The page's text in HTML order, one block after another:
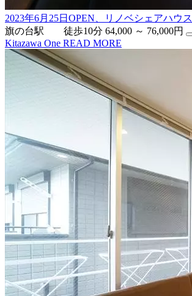
2023年6月25日OPEN、リノベシェアハウス
旗の台駅 徒歩10分 64,000 ～ 76,000円
Kitazawa One READ MORE